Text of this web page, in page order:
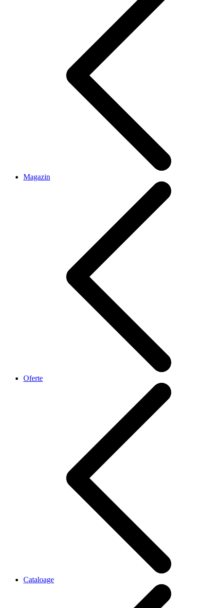
Magazin
Oferte
Cataloage